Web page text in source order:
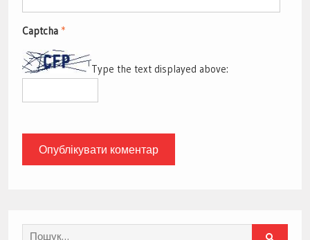
Captcha *
Type the text displayed above:
Search